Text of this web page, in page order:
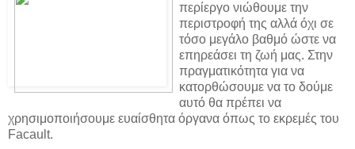
περίεργο νιώθουμε την
περιστροφή της αλλά όχι σε
τόσο μεγάλο βαθμό ώστε να
επηρεάσει τη ζωή μας. Στην
πραγματικότητα για να
κατορθώσουμε να το δούμε
αυτό θα πρέπει να
χρησιμοποιήσουμε ευαίσθητα όργανα όπως το εκρεμές του
Facault.